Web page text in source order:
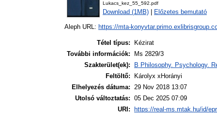
Lukacs_kez_55_592.pdf
Download (1MB) Előzetes bemutató
Aleph URL: https://mta-
Tétel típus:
Kézirat
További információk:
Ms 2829/3
Szakterület(ek):
B Philosophy. Psychology.
Feltöltő:
Károlyx xHorányi
Elhelyezés dátuma: 29 Nov 2018 13:07
Utolsó változtatás: 05 Dec 2025 07:09
URI:
https://real-ms.mtak.hu/id/